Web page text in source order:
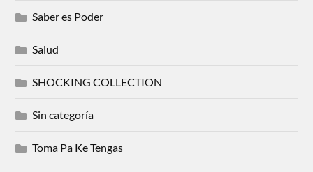
Saber es Poder
Salud
SHOCKING COLLECTION
Sin categoría
Toma Pa Ke Tengas